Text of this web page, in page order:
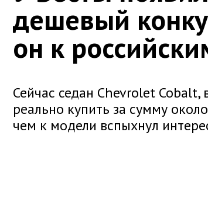
дешевый
он к
Сейчас седан Chevrolet
реально купить за сумму
чем к модели вспыхнул